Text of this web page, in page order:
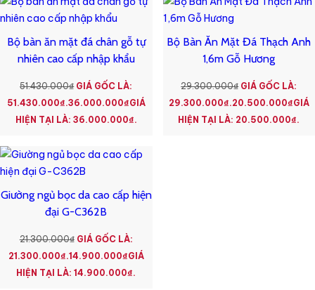
Bộ bàn ăn mặt đá chân gỗ tự
nhiên cao cấp nhập khẩu
51.430.000₫ GIÁ GỐC LÀ:
51.430.000₫.36.000.000₫GIÁ
HIỆN TẠI LÀ: 36.000.000₫.
Bộ Bàn Ăn Mặt Đá Thạch Anh
1,6m Gỗ Hương
29.300.000₫ GIÁ GỐC LÀ:
29.300.000₫.20.500.000₫GIÁ
HIỆN TẠI LÀ: 20.500.000₫.
Giường ngủ bọc da cao cấp hiện
đại G-C362B
21.300.000₫ GIÁ GỐC LÀ:
21.300.000₫.14.900.000₫GIÁ
HIỆN TẠI LÀ: 14.900.000₫.